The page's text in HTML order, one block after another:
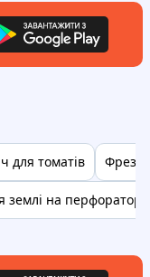
для томатів Фрези
землі на перфоратор